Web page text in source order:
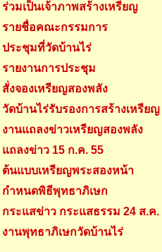
ร่วมเป็นเจ้าภาพสร้างเหรียญ
รายชื่อคณะกรรมการ
ประชุมที่วัดบ้านไร่
รายงานการประชุม
สั่งจองเหรียญสองพลัง
วัดบ้านไร่รับรองการสร้างเหรียญ
งานแถลงข่าวเหรียญสองพลัง
แถลงข่าว 15 ก.ค. 55
ต้นแบบเหรียญพระสองหน้า
กำหนดพิธีพุทธาภิเษก
กระแสข่าว กระแสธรรม 24 ส.ค.
งานพุทธาภิเษกวัดบ้านไร่